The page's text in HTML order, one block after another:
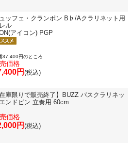
ッフェ・クランポン B♭/Aクラリネット用
ル
アイコン) PGP
37,400円のところ
価格
円 (税込)
在庫限りで販売終了】BUZZ バスクラリネッ
ンドピン 立奏用 60cm
価格
円 (税込)